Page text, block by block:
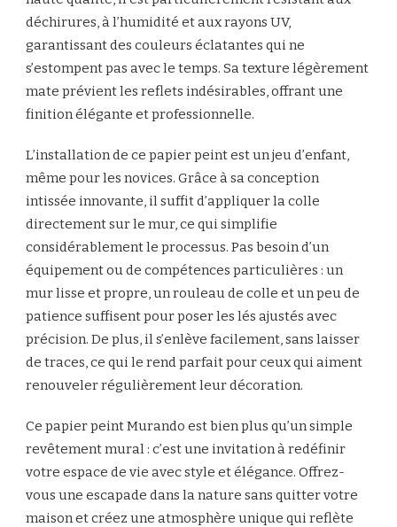
déchirures, à l’humidité et aux rayons UV,
garantissant des couleurs éclatantes qui ne
s’estompent pas avec le temps. Sa texture légèrement
mate prévient les reflets indésirables, offrant une
finition élégante et professionnelle.
L’installation de ce papier peint est un jeu d’enfant,
même pour les novices. Grâce à sa conception
intissée innovante, il suffit d’appliquer la colle
directement sur le mur, ce qui simplifie
considérablement le processus. Pas besoin d’un
équipement ou de compétences particulières : un
mur lisse et propre, un rouleau de colle et un peu de
patience suffisent pour poser les lés ajustés avec
précision. De plus, il s’enlève facilement, sans laisser
de traces, ce qui le rend parfait pour ceux qui aiment
renouveler régulièrement leur décoration.
Ce papier peint Murando est bien plus qu’un simple
revêtement mural : c’est une invitation à redéfinir
votre espace de vie avec style et élégance. Offrez-
vous une escapade dans la nature sans quitter votre
maison et créez une atmosphère unique qui reflète